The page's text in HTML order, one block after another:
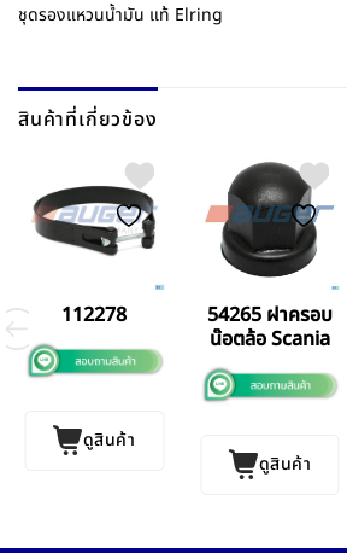
ชุดรองแหวนน้ำมัน แท้ Elring
สินค้าที่เกี่ยวข้อง
112278
ดูสินค้า
54265 ฝาครอบ
น๊อตล้อ Scania
ดูสินค้า